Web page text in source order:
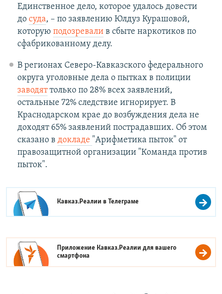
Единственное дело, которое удалось довести
до суда, – по заявлению Юлдуз Курашовой,
которую подозревалив сбыте наркотиков по
сфабрикованному делу.
В регионах Северо-Кавказского федерального
округа уголовные дела о пытках в полиции
заводяттолько по 28% всех заявлений,
остальные 72% следствие игнорирует. В
Краснодарском крае до возбуждения дела не
доходят 65% заявлений пострадавших. Об этом
сказано в докладе "Арифметика пыток" от
правозащитной организации "Команда против
пыток".
Кавказ.Реалии вТелеграме
Приложение Кавказ.Реалии для вашего
смартфона